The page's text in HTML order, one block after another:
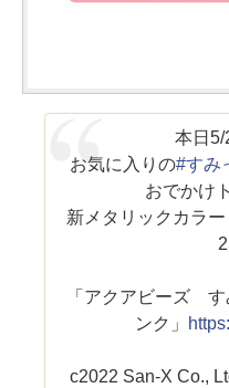
本日5/
お気に入りの#すみ
おでかけ
新メタリックカラ
「アクアビーズ す
ンク」
c2022 San-X Co.,